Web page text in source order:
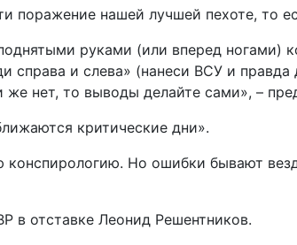
поражение нашей лучшей пехоте, то
руками (или вперед ногами)
справа и слева» (нанеси ВСУ и
нет, то выводы делайте сами», –
критические дни».
Но ошибки бывают
в отставке Леонид Решентников.